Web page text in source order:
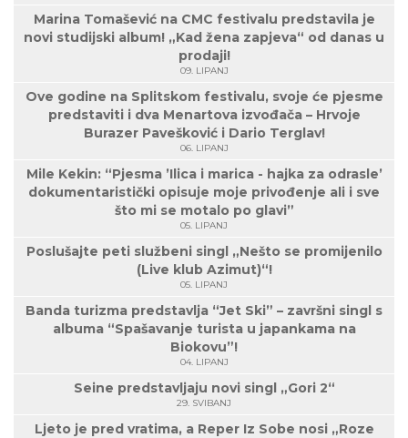
Marina Tomašević na CMC festivalu predstavila je
novi studijski album! „Kad žena zapjeva“ od danas u
prodaji!
09. LIPANJ
Ove godine na Splitskom festivalu, svoje će pjesme
predstaviti i dva Menartova izvođača – Hrvoje
Burazer Pavešković i Dario Terglav!
06. LIPANJ
Mile Kekin: “Pjesma ’Ilica i marica - hajka za odrasle’
dokumentaristički opisuje moje privođenje ali i sve
što mi se motalo po glavi”
05. LIPANJ
Poslušajte peti službeni singl „Nešto se promijenilo
(Live klub Azimut)“!
05. LIPANJ
Banda turizma predstavlja “Jet Ski” – završni singl s
albuma “Spašavanje turista u japankama na
Biokovu”!
04. LIPANJ
Seine predstavljaju novi singl „Gori 2“
29. SVIBANJ
Ljeto je pred vratima, a Reper Iz Sobe nosi „Roze